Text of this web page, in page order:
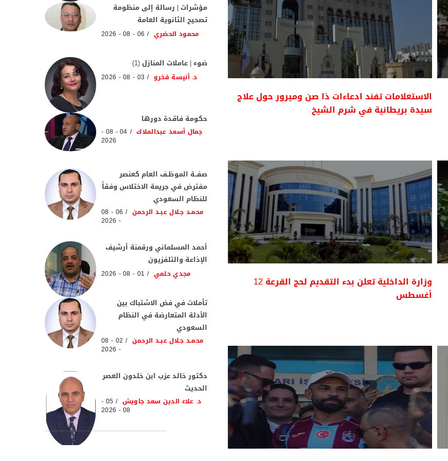
الاستعلامات تفند ادعاءات ذا صن وميرور حول علاج
سيدة بريطانية في شرم الشيخ
وزارة الداخلية تعلن بدء التقديم لحج القرعة 12
أغسطس
مؤشرات | رسالة إلى منظومة
تصحيح الثانوية العامة
محمود الحضري 06 - 08 - 2026
ضوء | عاملات المنازل (1)
د. أنيسة فخرو 03 - 08 - 2026
حكومة فاقدة دورها
جمال أسعد عبدالملاك 04 - 08 -
2026
صفــة الموظـف العام كعنصر
مفترض في جريمة الاختلاس وفقاً
للنظام السعودي
محمـد جـلال عبـد الرحمن 06 - 08
- 2026
أحمد المسلماني ورقمنة أرشيف
الإذاعة والتلفزيون
مجدي حلمي 01 - 08 - 2026
تأملات في فض الاشتباك بين
الأدلة المتعارضة في النظام
السعودي
محمـد جـلال عبـد الرحمن 02 - 08
- 2026
دكتور خالد عزب ابن خلدون العصر
الحديث
د. علاء الدين سعد جاويش 05 -
08 - 2026